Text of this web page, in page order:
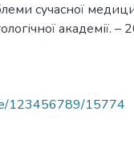
сучасної
академії.
123456789/15774